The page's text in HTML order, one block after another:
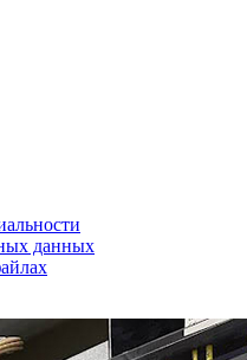
данных